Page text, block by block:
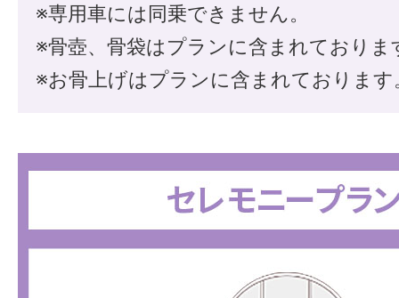
※専用車には同乗できません。
※骨壺、骨袋はプランに含まれておりま
※お骨上げはプランに含まれております